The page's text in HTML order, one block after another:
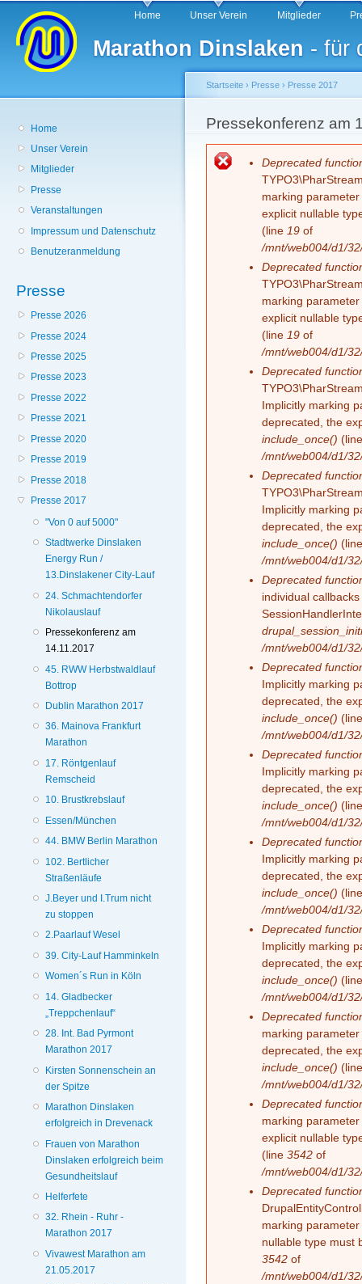
Marathon Dinslaken - für
Hauptmenü Home Unser Verein Mitglieder
Home
Unser Verein
Mitglieder
Presse
Veranstaltungen
Impressum und Datenschutz
Benutzeranmeldung
Presse
Presse 2026
Presse 2024
Presse 2025
Presse 2023
Presse 2022
Presse 2021
Presse 2020
Presse 2019
Presse 2018
Presse 2017
"Von 0 auf 5000"
Stadtwerke Dinslaken
Energy Run /
13.Dinslakener City-Lauf
24. Schmachtendorfer
Nikolauslauf
Pressekonferenz am
14.11.2017
45. RWW Herbstwaldlauf
Bottrop
Dublin Marathon 2017
36. Mainova Frankfurt
Marathon
17. Röntgenlauf
Remscheid
10. Brustkrebslauf
Essen/München
44. BMW Berlin Marathon
102. Bertlicher
Straßenläufe
J.Beyer und I.Trum nicht
zu stoppen
2.Paarlauf Wesel
39. City-Lauf Hamminkeln
Women´s Run in Köln
14. Gladbecker
„Treppchenlauf“
28. Int. Bad Pyrmont
Marathon 2017
Kirsten Sonnenschein an
der Spitze
Marathon Dinslaken
erfolgreich in Drevenack
Frauen von Marathon
Dinslaken erfolgreich beim
Gesundheitslauf
Helferfete
32. Rhein - Ruhr -
Marathon 2017
Vivawest Marathon am
21.05.2017
Sie sind hier
Startseite › Presse › Presse 2017
Pressekonferenz am
Fehlermeldung
Deprecated
marking
explicit nullable
(line 19 of
/mnt/web004/d1/
Deprecated
marking
explicit nullable
(line 19 of
/mnt/web004/d1/
Deprecated
Implicitly marking
deprecated, the
include_once()
/mnt/web004/d1/
Deprecated
Implicitly marking
deprecated, the
include_once()
/mnt/web004/d1/
Deprecated
individual
/mnt/web004/d1/
Deprecated
Implicitly marking
deprecated, the
include_once()
/mnt/web004/d1/
Deprecated
Implicitly marking
deprecated, the
include_once()
/mnt/web004/d1/
Deprecated
Implicitly marking
deprecated, the
include_once()
/mnt/web004/d1/
Deprecated
Implicitly marking
deprecated, the
include_once()
/mnt/web004/d1/
Deprecated
marking
deprecated, the
include_once()
/mnt/web004/d1/
Deprecated
marking
explicit nullable
(line3542 of
/mnt/web004/d1/
Deprecated
marking
nullable type must
3542 of
/mnt/web004/d1/